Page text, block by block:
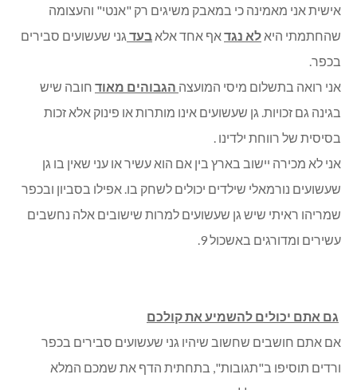
אישית אני מאמינה כי במאבק משיגים רק "אנטי" והעצומה
שהחתמתי היאלא נגדאף אחד אלאבעד גני שעשועים סבירים
בכפר.
אני רואה בתשלום מיסי המועצה הגבוהים מאוד חובה שיש
בגינה גם זכויות. גן שעשועים אינו מותרות או פינוק אלא זכות
בסיסית של רווחת ילדינו .
אני לא מכירה יישוב בארץ בין אם הוא עשיר או עני שאין בו גן
שעשועים נורמאלי שילדים יכולים לשחק בו. אפילו בסביון ובכפר
שמריהו ראיתי שיש גן שעשועים למרות שישובים אלה נחשבים
עשירים ומדורגים באשכול 9.
גם אתם יכולים להשמיע את קולכם
אם אתם חושבים שחשוב שיהיו גני שעשועים סבירים בכפר
ורדים תוסיפו ב"תגובות", בתחתית הדף את שמכם המלא